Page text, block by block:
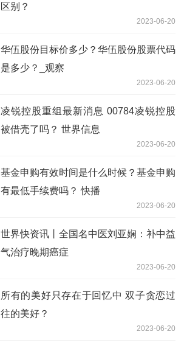
区别？
2023-06-20
华伍股份目标价多少？华伍股份股票代码
是多少？_观察
2023-06-20
凌锐控股重组最新消息 00784凌锐控股
被借壳了吗？ 世界信息
2023-06-20
基金申购有效时间是什么时候？基金申购
有最低手续费吗？ 快播
2023-06-20
世界快资讯丨全国名中医刘亚娴：补中益
气治疗晚期癌症
2023-06-20
所有的美好只存在于回忆中 双子贪恋过
往的美好？
2023-06-20